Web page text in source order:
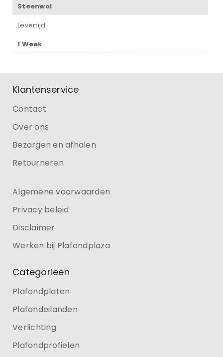
Steenwol
Levertijd
1 Week
Klantenservice
Contact
Over ons
Bezorgen en afhalen
Retourneren
Algemene voorwaarden
Privacy beleid
Disclaimer
Werken bij Plafondplaza
Categorieën
Plafondplaten
Plafondeilanden
Verlichting
Plafondprofielen